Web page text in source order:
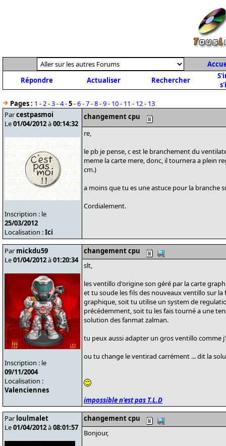
Répondre
Actualiser Rechercher
Pages : 1 -2-3-4-5-6-7-8-9- 10- 11 - 12- 13
Parcestpasmoi
Le01/04/2012à00:14:32
Inscription : le
25/03/2012
Localisation :Ici
changement cpu
re,
le pb je pense, c est le branchement du
meme la carte mere, donc, il tournera a plein
cm.)
a moins que tu es une astuce pour la branche
Cordialement.
Par mickdu59
Le01/04/2012à01:20:34
Inscription : le
09/11/2004
Localisation :
Valenciennes
changement cpu
slt,
les ventillo d'origine son géré par la carte
et tu soude les fils des nouveaux ventillo sur la
graphique, soit tu utilise un system de
précédemment, soit tu les fais tourné a une
solution des fanmat zalman.
tu peux aussi adapter un gros ventillo comme
ou tu change le ventirad carrément ... dit la
impossible n'est pas T.L.D
Par loulmalet
Le01/04/2012à08:01:57
changement cpu
Bonjour,